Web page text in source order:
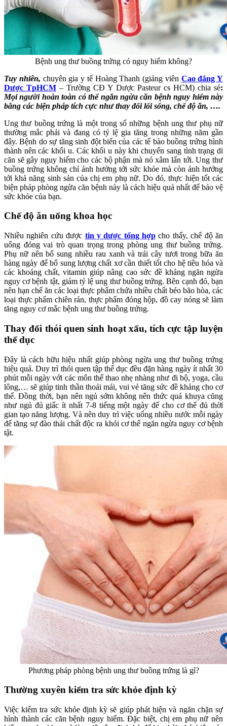
Bệnh ung thư buồng trứng có nguy hiểm không?
Tuy nhiên, chuyên gia y tế Hoàng Thanh (giảng viên Cao đẳng Y
Dược TpHCM – Trường CĐ Y Dược Pasteur cs HCM) chia sẻ:
Mọi người hoàn toàn có thể ngăn ngừa căn bệnh nguy hiểm này
bằng các biện pháp tích cực như thay đổi lối sống, chế độ ăn, ….
Ung thư buồng trứng là một trong số những bệnh ung thư phụ nữ
thường mắc phải và đang có tỷ lệ gia tăng trong những năm gần
đây. Bệnh do sự tăng sinh đột biến của các tế bào buồng trứng hình
thành nên các khối u. Các khối u này khi chuyển sang tình trạng di
căn sẽ gây nguy hiểm cho các bộ phận mà nó xâm lấn tới. Ung thư
buồng trứng không chỉ ảnh hưởng tới sức khỏe mà còn ảnh hưởng
tới khả năng sinh sản của chị em phụ nữ. Do đó, thực hiện tốt các
biện pháp phòng ngừa căn bệnh này là cách hiệu quả nhất để bảo vệ
sức khỏe của bạn.
Chế độ ăn uống khoa học
Nhiều nghiên cứu được tin y dược tổng hợp cho thấy, chế độ ăn
uống đóng vai trò quan trọng trong phòng ung thư buồng trứng.
Phụ nữ nên bổ sung nhiều rau xanh và trái cây tươi trong bữa ăn
hàng ngày để bổ sung lượng chất xơ cần thiết tốt cho hệ tiêu hóa và
các khoáng chất, vitamin giúp nâng cao sức đề kháng ngăn ngừa
nguy cơ bệnh tật, giảm tỷ lệ ung thư buồng trứng. Bên cạnh đó, bạn
nên hạn chế ăn các loại thực phẩm chứa nhiều chất béo bão hòa, các
loại thực phẩm chiên rán, thực phẩm đóng hộp, đồ cay nóng sẽ làm
tăng nguy cơ mắc bệnh ung thư buồng trứng.
Thay đổi thói quen sinh hoạt xấu, tích cực tập luyện
thể dục
Đây là cách hữu hiệu nhất giúp phòng ngừa ung thư buồng trứng
hiệu quả. Duy trì thói quen tập thể dục đều đặn hàng ngày ít nhất 30
phút mỗi ngày với các môn thể thao nhẹ nhàng như đi bộ, yoga, cầu
lông,… sẽ giúp tinh thần thoải mái, vui vẻ tăng sức đề kháng cho cơ
thể. Đồng thời, bạn nên ngủ sớm không nên thức quá khuya cũng
như ngủ đủ giấc ít nhất 7-8 tiếng một ngày để cho cơ thể đủ thời
gian tạo năng lượng. Và nên duy trì việc uống nhiều nước mỗi ngày
để tăng sự đào thải chất độc ra khỏi cơ thể ngăn ngừa nguy cơ bệnh
tật.
Phương pháp phòng bệnh ung thư buồng trứng là gì?
Thường xuyên kiểm tra sức khỏe định kỳ
Việc kiểm tra sức khỏe định kỳ sẽ giúp phát hiện và ngăn chặn sự
hình thành các căn bệnh nguy hiểm. Đặc biệt, chị em phụ nữ nên